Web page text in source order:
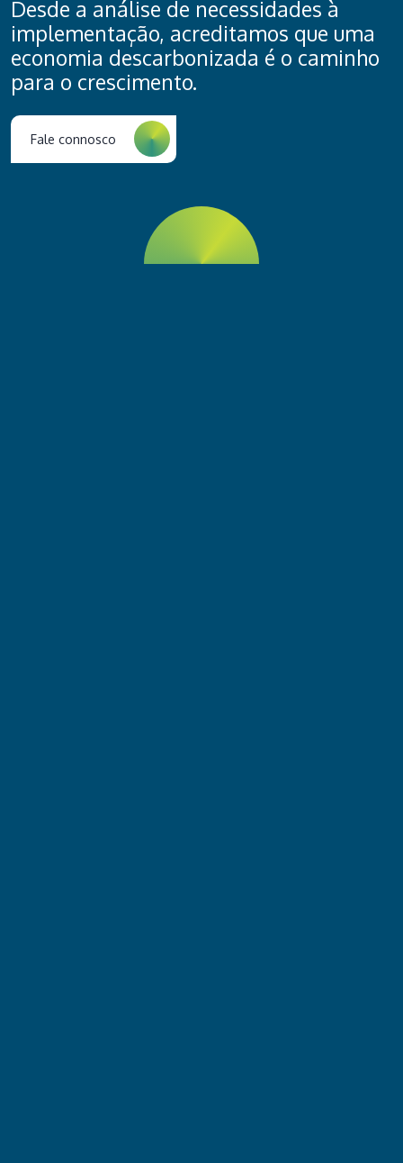
Desde a análise de necessidades à
implementação, acreditamos que uma
economia descarbonizada é o caminho
para o crescimento.
Fale connosco